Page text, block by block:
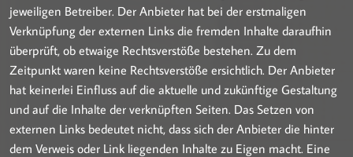
jeweiligen Betreiber. Der Anbieter hat bei der erstmaligen
Verknüpfung der externen Links die fremden Inhalte daraufhin
überprüft, ob etwaige Rechtsverstöße bestehen. Zu dem
Zeitpunkt waren keine Rechtsverstöße ersichtlich. Der Anbieter
hat keinerlei Einfluss auf die aktuelle und zukünftige Gestaltung
und auf die Inhalte der verknüpften Seiten. Das Setzen von
externen Links bedeutet nicht, dass sich der Anbieter die hinter
dem Verweis oder Link liegenden Inhalte zu Eigen macht. Eine